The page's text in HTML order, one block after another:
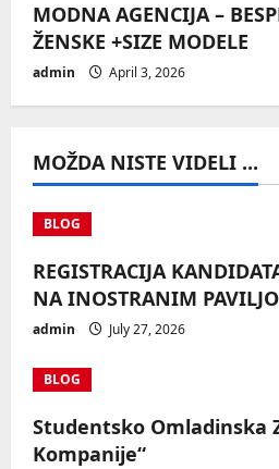
MODNA AGENCIJA –
ŽENSKE +SIZE MODELE
admin April 3, 2026
MOŽDA NISTE VIDELI ...
BLOG
REGISTRACIJA
NA INOSTRANIM
admin July 27, 2026
BLOG
Studentsko Omladinska
Kompanije“